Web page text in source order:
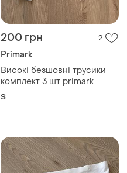
200 грн 2
Primark
Високі безшовні трусики
комплект 3 шт primark
S